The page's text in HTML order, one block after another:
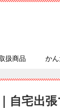
扱商品 か
自宅出